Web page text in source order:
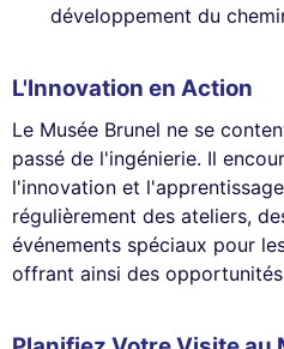
développement du
L'Innovation en Action
Le Musée Brunel ne se
passé de l'ingénierie. Il
l'innovation et
régulièrement des ateliers,
événements spéciaux pour
offrant ainsi des